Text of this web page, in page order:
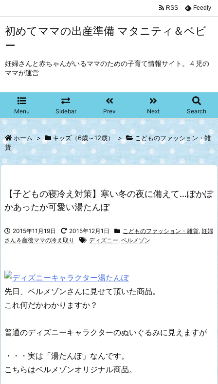
初めてママの出産準備 マタニティ＆ベビ
ー
妊婦さんと赤ちゃんがいるママのための子育て情報サイト。４児の
ママが運営
Menu Sidebar Prev Next Search
RSS Feedly
ホーム > キッズ（6歳～12歳） >
こどものファッション・雑
貨
【子どもの寝冷え対策】寒い冬の夜に備えて…ぽかぽ
かあったか可愛い湯たんぽ
2015年11月19日 2015年12月1日 こどものファッション・雑貨, 妊婦
さん＆産後ママの冷え取り
ディズニー, ベルメゾン
先日、ベルメゾンさんに見せて頂いた商品。
これ何だかわかりますか？
普通のディズニーキャラクターのぬいぐるみに見えますが
・・・実は「湯たんぽ」なんです。
こちらはベルメゾンオリジナル商品。